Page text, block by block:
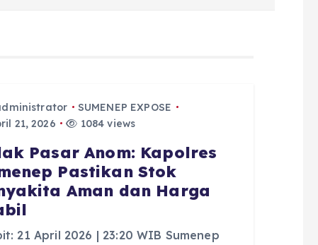
SUMENEP EXPOSE
21, 2026
1084 views
Pasar Anom: Kapolres
Pastikan Stok
Aman dan Harga
21 April 2026 | 23:20 WIB Sumenep